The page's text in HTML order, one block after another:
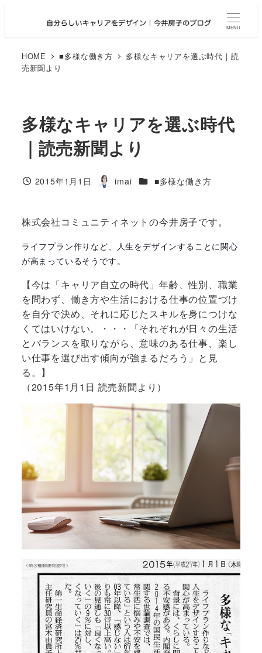
MENU
HOME ■多様な働き方
多様なキャリアを選ぶ時代｜読
売新聞より
多様なキャリアを選ぶ時代
｜読売新聞より
投稿日2015年1月1日
著
imai カテゴリー
■多様な働き方
株式会社コミュニティネットの今井房子です。
ライフプラン作りなど、人生をデザインすることに関心
が高まっているそうです。
【今は「キャリア自立の時代」年齢、性別、職業
を問わず、働き方や生活における仕事の位置づけ
を自分で決め、それに応じたスキルを身につけな
くてはいけない。・・・「それぞれが日々の生活
とバランスを取りながら、意味のある仕事、楽し
い仕事を選び出す傾向が強まるだろう」と見
る。】
（2015年1月1日 読売新聞より）